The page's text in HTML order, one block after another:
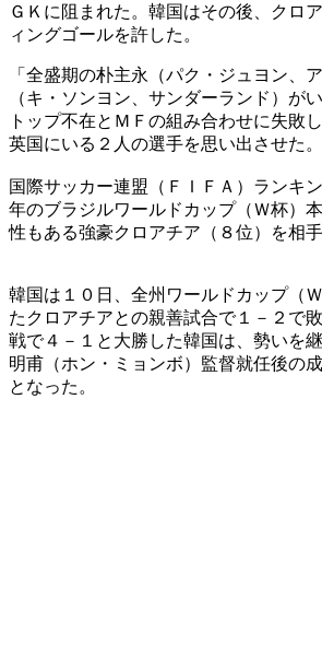
ＧＫに阻まれた。韓国はその後、クロ
ィングゴールを許した。
「全盛期の朴主永（パク・ジュヨン、
（キ・ソンヨン、サンダーランド）が
トップ不在とＭＦの組み合わせに失敗
英国にいる２人の選手を思い出させた。
国際サッカー連盟（ＦＩＦＡ）ランキ
年のブラジルワールドカップ（Ｗ杯）
性もある強豪クロアチア（８位）を相
韓国は１０日、全州ワールドカップ（
たクロアチアとの親善試合で１－２で
戦で４－１と大勝した韓国は、勢いを
明甫（ホン・ミョンボ）監督就任後の
となった。